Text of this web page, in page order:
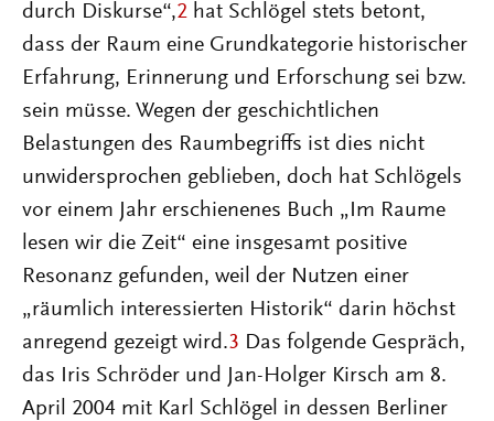
durch Diskurse“,2 hat Schlögel stets betont,
dass der Raum eine Grundkategorie historischer
Erfahrung, Erinnerung und Erforschung sei bzw.
sein müsse. Wegen der geschichtlichen
Belastungen des Raumbegriffs ist dies nicht
unwidersprochen geblieben, doch hat Schlögels
vor einem Jahr erschienenes Buch „Im Raume
lesen wir die Zeit“ eine insgesamt positive
Resonanz gefunden, weil der Nutzen einer
„räumlich interessierten Historik“ darin höchst
anregend gezeigt wird.3 Das folgende Gespräch,
das Iris Schröder und Jan-Holger Kirsch am 8.
April 2004 mit Karl Schlögel in dessen Berliner